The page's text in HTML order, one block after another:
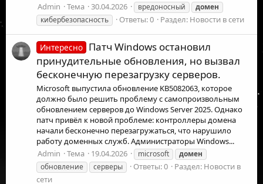
Admin
Тема 30.04.2026 вредоносный
домен
кибербезопасность
Ответы: 0 Раздел: Новости в сети
Интересно Патч Windows остановил
принудительные обновления, но вызвал
бесконечную перезагрузку серверов.
Microsoft выпустила обновление KB5082063, которое
должно было решить проблему с самопроизвольным
обновлением серверов до Windows Server 2025. Однако
патч привёл к новой проблеме: контроллеры домена
начали бесконечно перезагружаться, что нарушило
работу доменных служб. Администраторы Windows...
Admin
Тема 19.04.2026 microsoft
домен
обновление
серверы Ответы: 0 Раздел: Новости в
сети